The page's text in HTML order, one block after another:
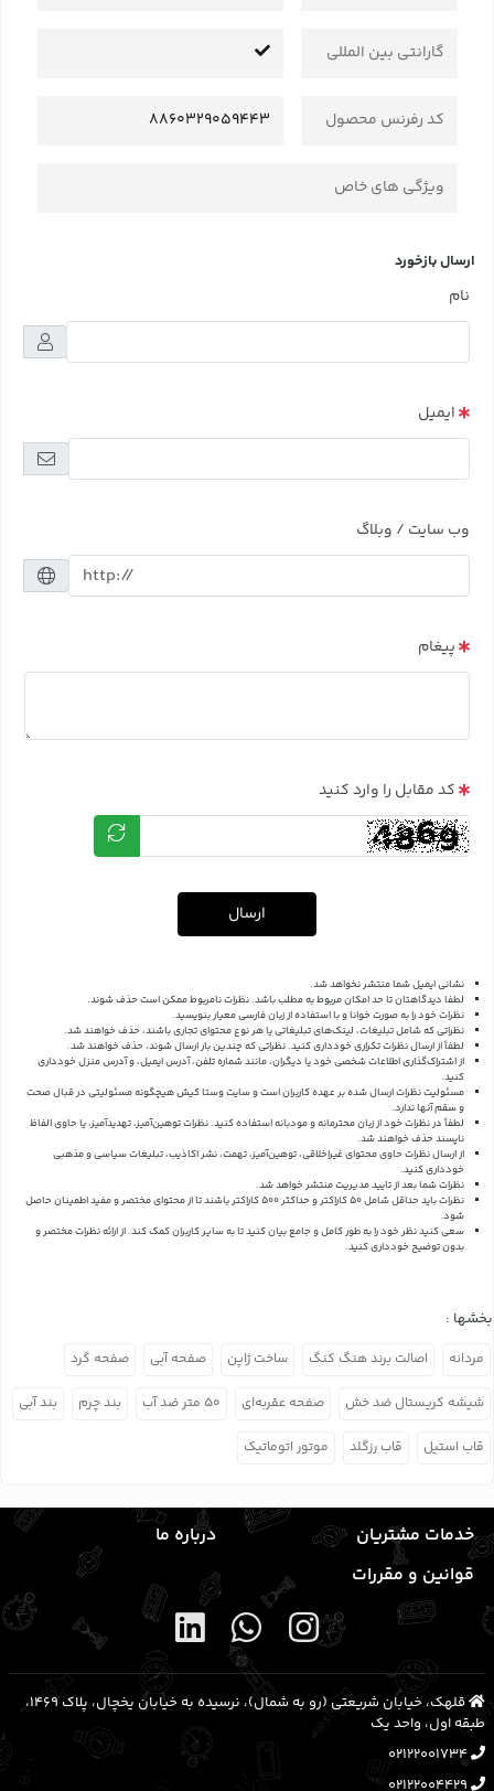
گارانتی بین المللی
کد رفرنس محصول 8860329059443
ویژگی های خاص
ارسال بازخورد
نام
ایمیل
وب سایت / وبلاگ
پیغام
کد مقابل را وارد کنید
ارسال
نشانی ایمیل شما منتشر نخواهد شد.
لطفا دیدگاهتان تا حد امکان مربوط به مطلب باشد. نظرات نامربوط ممکن است حذف شوند.
نظرات خود را به صورت خوانا و با استفاده از زبان فارسی معیار بنویسید.
نظراتی که شامل تبلیغات، لینک‌های تبلیغاتی یا هر نوع محتوای تجاری باشند، حذف خواهند شد.
لطفاً از ارسال نظرات تکراری خودداری کنید. نظراتی که چندین بار ارسال شوند، حذف خواهند شد.
از اشتراک‌گذاری اطلاعات شخصی خود یا دیگران، مانند شماره تلفن، آدرس ایمیل، و آدرس منزل خودداری
کنید.
مسئولیت نظرات ارسال شده بر عهده کاربران است و سایت وستا کیش هیچگونه مسئولیتی در قبال صحت
و سقم آنها ندارد.
لطفاً در نظرات خود از زبان محترمانه و مودبانه استفاده کنید. نظرات توهین‌آمیز، تهدیدآمیز، یا حاوی الفاظ
ناپسند حذف خواهند شد.
از ارسال نظرات حاوی محتوای غیراخلاقی، توهین‌آمیز، تهمت، نشر اکاذیب، تبلیغات سیاسی و مذهبی
خودداری کنید.
نظرات شما بعد از تایید مدیریت منتشر خواهد شد.
نظرات باید حداقل شامل 50 کاراکتر و حداکثر 500 کاراکتر باشند تا از محتوای مختصر و مفید اطمینان حاصل
شود.
سعی کنید نظر خود را به طور کامل و جامع بیان کنید تا به سایر کاربران کمک کند.از ارائه نظرات مختصر و
بدون توضیح خودداری کنید.
بخشها :
مردانه اصالت برند هنگ کنگ ساخت ژاپن صفحه آبی صفحه گرد
شیشه کریستال ضد خش صفحه عقربه‌ای ۵۰ متر ضد آب بند چرم بند آبی
قاب استیل قاب رزگلد موتور اتوماتیک
خدمات مشتریان
درباره ما
قوانین و مقررات
قلهک، خیابان شریعتی (رو به شمال)، نرسیده به خیابان یخچال، پلاک ۱۴۶۹،
طبقه اول، واحد یک
02122001734
02122004429